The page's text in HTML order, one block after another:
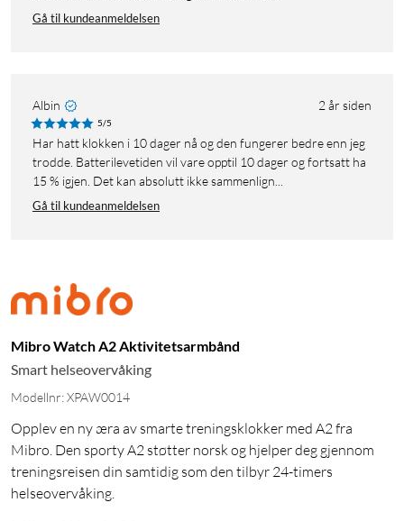
Gå til kundeanmeldelsen
Albin 2 år siden
5/5
Har hatt klokken i 10 dager nå og den fungerer bedre enn jeg
trodde. Batterilevetiden vil vare opptil 10 dager og fortsatt ha
15 % igjen. Det kan absolutt ikke sammenlign...
Gå til kundeanmeldelsen
Mibro Watch A2 Aktivitetsarmbånd
Smart helseovervåking
Modellnr: XPAW0014
Opplev en ny æra av smarte treningsklokker med A2 fra
Mibro. Den sporty A2 støtter norsk og hjelper deg gjennom
treningsreisen din samtidig som den tilbyr 24-timers
helseovervåking.